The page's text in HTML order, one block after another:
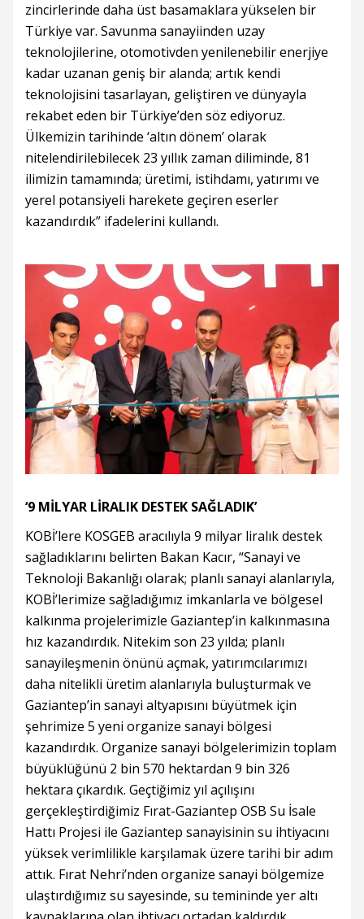
zincirlerinde daha üst basamaklara yükselen bir
Türkiye var. Savunma sanayiinden uzay
teknolojilerine, otomotivden yenilenebilir enerjiye
kadar uzanan geniş bir alanda; artık kendi
teknolojisini tasarlayan, geliştiren ve dünyayla
rekabet eden bir Türkiye’den söz ediyoruz.
Ülkemizin tarihinde ‘altın dönem’ olarak
nitelendirilebilecek 23 yıllık zaman diliminde, 81
ilimizin tamamında; üretimi, istihdamı, yatırımı ve
yerel potansiyeli harekete geçiren eserler
kazandırdık” ifadelerini kullandı.
‘9 MİLYAR LİRALIK DESTEK SAĞLADIK’
KOBİ’lere KOSGEB aracılıyla 9 milyar liralık destek
sağladıklarını belirten Bakan Kacır, “Sanayi ve
Teknoloji Bakanlığı olarak; planlı sanayi alanlarıyla,
KOBİ’lerimize sağladığımız imkanlarla ve bölgesel
kalkınma projelerimizle Gaziantep’in kalkınmasına
hız kazandırdık. Nitekim son 23 yılda; planlı
sanayileşmenin önünü açmak, yatırımcılarımızı
daha nitelikli üretim alanlarıyla buluşturmak ve
Gaziantep’in sanayi altyapısını büyütmek için
şehrimize 5 yeni organize sanayi bölgesi
kazandırdık. Organize sanayi bölgelerimizin toplam
büyüklüğünü 2 bin 570 hektardan 9 bin 326
hektara çıkardık. Geçtiğimiz yıl açılışını
gerçekleştirdiğimiz Fırat-Gaziantep OSB Su İsale
Hattı Projesi ile Gaziantep sanayisinin su ihtiyacını
yüksek verimlilikle karşılamak üzere tarihi bir adım
attık. Fırat Nehri’nden organize sanayi bölgemize
ulaştırdığımız su sayesinde, su temininde yer altı